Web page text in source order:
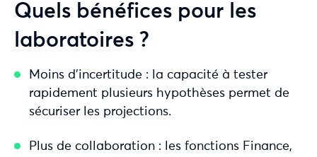
Quels bénéfices pour les
laboratoires ?
Moins d’incertitude : la capacité à tester
rapidement plusieurs hypothèses permet de
sécuriser les projections.
Plus de collaboration : les fonctions Finance,